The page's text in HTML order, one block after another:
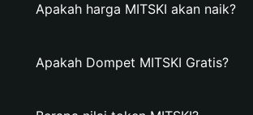
Apakah harga MITSKI akan naik?
Apakah Dompet MITSKI Gratis?